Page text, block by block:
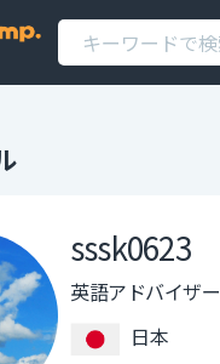
sssk0623
英語アドバイザー
日本